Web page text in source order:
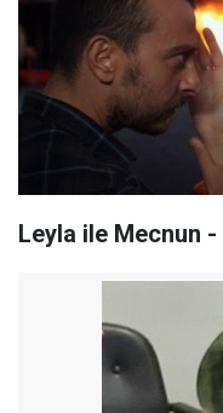
Leyla ile Mecnun